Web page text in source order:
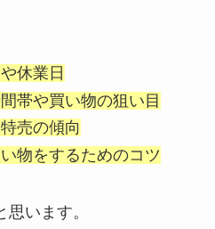
休業日
帯や買い物の狙い目
売の傾向
物をするためのコツ
います。